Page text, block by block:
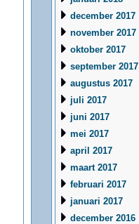
december 2017
november 2017
oktober 2017
september 2017
augustus 2017
juli 2017
juni 2017
mei 2017
april 2017
maart 2017
februari 2017
januari 2017
december 2016